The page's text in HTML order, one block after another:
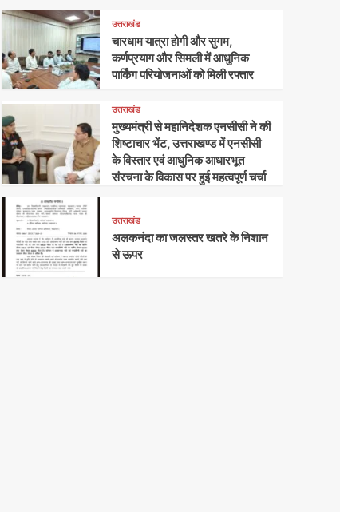
उत्तराखंड
चारधाम यात्रा होगी और सुगम,
कर्णप्रयाग और सिमली में आधुनिक
पार्किंग परियोजनाओं को मिली रफ्तार
उत्तराखंड
मुख्यमंत्री से महानिदेशक एनसीसी ने की
शिष्टाचार भेंट, उत्तराखण्ड में एनसीसी
के विस्तार एवं आधुनिक आधारभूत
संरचना के विकास पर हुई महत्वपूर्ण चर्चा
उत्तराखंड
अलकनंदा का जलस्तर खतरे के निशान
से ऊपर